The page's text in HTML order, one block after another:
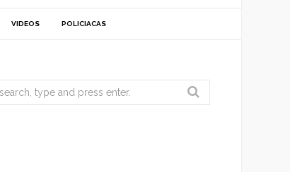
VIDEOS POLICIACAS